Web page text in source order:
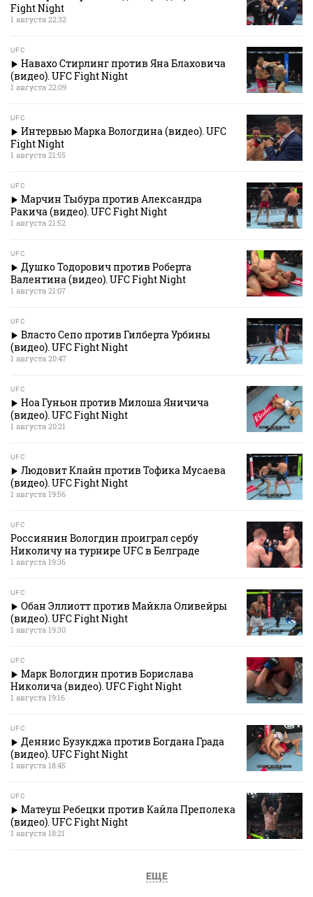
Fight Night
1 августа 22:32
UFC
Навахо Стирлинг против Яна Блаховича
(видео). UFC Fight Night
1 августа 22:09
UFC
Интервью Марка Вологдина (видео). UFC
Fight Night
1 августа 21:55
UFC
Марчин Тыбура против Александра
Ракича (видео). UFC Fight Night
1 августа 21:52
UFC
Душко Тодорович против Роберта
Валентина (видео). UFC Fight Night
1 августа 21:07
UFC
Власто Сепо против Гилберта Урбины
(видео). UFC Fight Night
1 августа 20:47
UFC
Ноа Гуньон против Милоша Яничича
(видео). UFC Fight Night
1 августа 20:21
UFC
Людовит Клайн против Тофика Мусаева
(видео). UFC Fight Night
1 августа 19:56
UFC
Россиянин Вологдин проиграл сербу
Николичу на турнире UFC в Белграде
1 августа 19:36
UFC
Обан Эллиотт против Майкла Оливейры
(видео). UFC Fight Night
1 августа 19:30
UFC
Марк Вологдин против Борислава
Николича (видео). UFC Fight Night
1 августа 19:16
UFC
Деннис Бузукджа против Богдана Града
(видео). UFC Fight Night
1 августа 18:45
UFC
Матеуш Ребецки против Кайла Преполека
(видео). UFC Fight Night
1 августа 18:21
ЕЩЕ